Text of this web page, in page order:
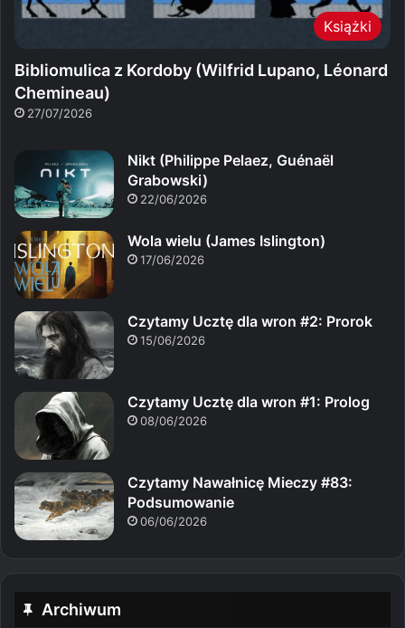
Książki
Bibliomulica z Kordoby (Wilfrid Lupano, Léonard
Chemineau)
27/07/2026
Nikt (Philippe Pelaez, Guénaël
Grabowski)
22/06/2026
Wola wielu (James Islington)
17/06/2026
Czytamy Ucztę dla wron #2: Prorok
15/06/2026
Czytamy Ucztę dla wron #1: Prolog
08/06/2026
Czytamy Nawałnicę Mieczy #83:
Podsumowanie
06/06/2026
Archiwum